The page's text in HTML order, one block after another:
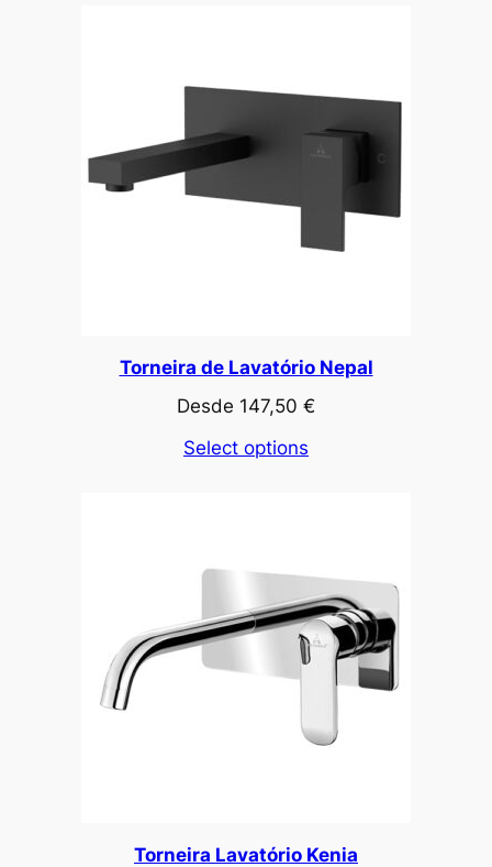
Torneira de Lavatório Nepal
Desde 147,50 €
Select options
Torneira Lavatório Kenia